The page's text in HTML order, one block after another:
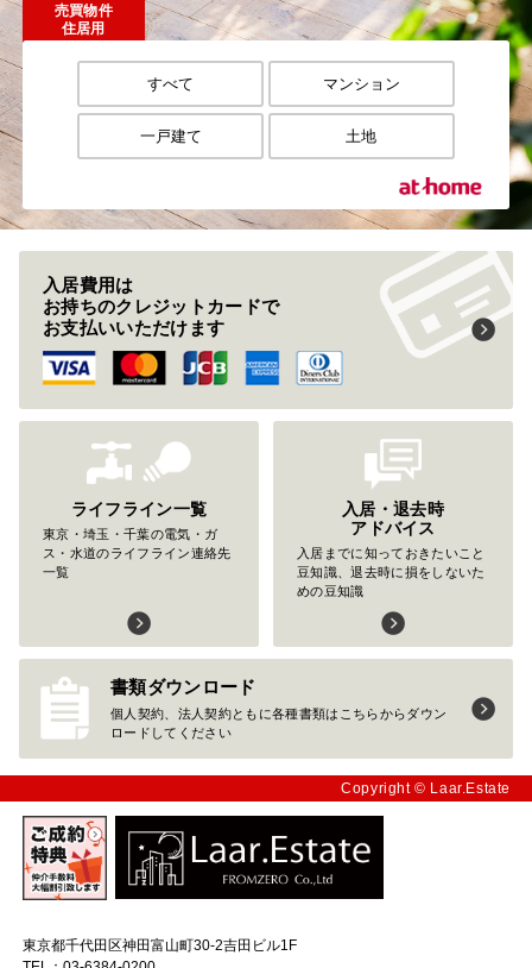
売買物件
住居用
すべて マンション
一戸建て 土地
入居費用は
お持ちのクレジットカードで
お支払いいただけます
ライフライン一覧
東京・埼玉・千葉の電気・ガ
ス・水道のライフライン連絡先
一覧
入居・退去時
アドバイス
入居までに知っておきたいこと
豆知識、退去時に損をしないた
めの豆知識
書類ダウンロード
個人契約、法人契約ともに各種書類はこちらからダウン
ロードしてください
Copyright © Laar.Estate
東京都千代田区神田富山町30-2吉田ビル1F